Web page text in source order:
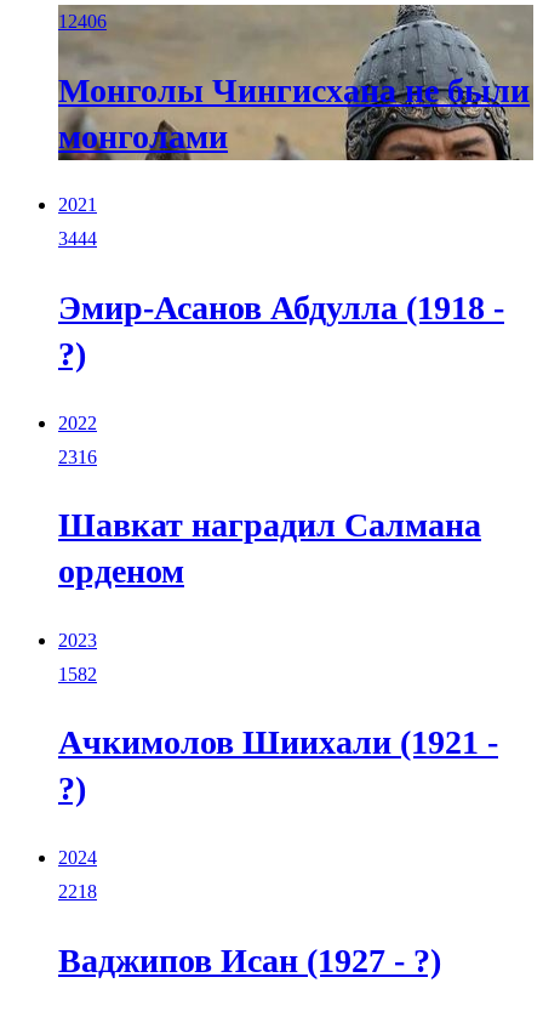
12406
Монголы Чингисхана не были
монголами
2021
3444
Эмир-Асанов Абдулла (1918 -
?)
2022
2316
Шавкат наградил Салмана
орденом
2023
1582
Ачкимолов Шиихали (1921 -
?)
2024
2218
Ваджипов Исан (1927 - ?)